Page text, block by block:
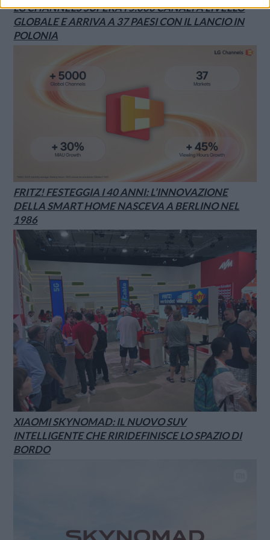
LG CHANNELS SUPERA I 5.000 CANALI A LIVELLO
GLOBALE E ARRIVA A 37 PAESI CON IL LANCIO IN
POLONIA
FRITZ! FESTEGGIA I 40 ANNI: L’INNOVAZIONE
DELLA SMART HOME NASCEVA A BERLINO NEL
1986
XIAOMI SKYNOMAD: IL NUOVO SUV
INTELLIGENTE CHE RIRIDEFINISCE LO SPAZIO DI
BORDO